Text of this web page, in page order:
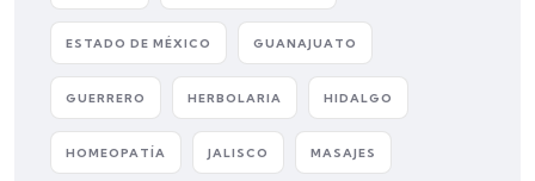
ESTADO DE MÉXICO GUANAJUATO
GUERRERO HERBOLARIA HIDALGO
HOMEOPATÍA JALISCO MASAJES